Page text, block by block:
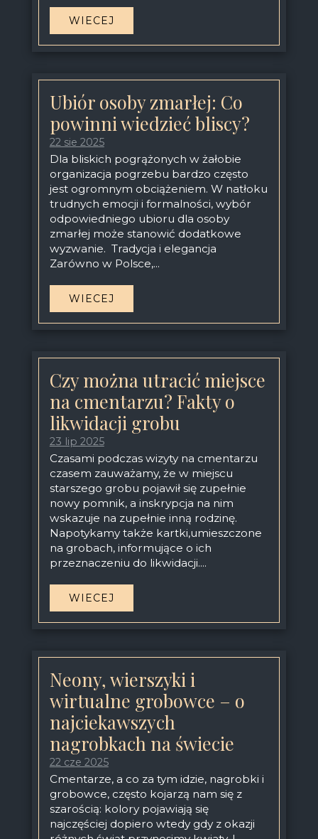
WIECEJ
Ubiór osoby zmarłej: Co
powinni wiedzieć bliscy?
22 sie 2025
Dla bliskich pogrążonych w żałobie
organizacja pogrzebu bardzo często
jest ogromnym obciążeniem. W natłoku
trudnych emocji i formalności, wybór
odpowiedniego ubioru dla osoby
zmarłej może stanowić dodatkowe
wyzwanie. Tradycja i elegancja
Zarówno w Polsce,...
WIECEJ
Czy można utracić miejsce
na cmentarzu? Fakty o
likwidacji grobu
23 lip 2025
Czasami podczas wizyty na cmentarzu
czasem zauważamy, że w miejscu
starszego grobu pojawił się zupełnie
nowy pomnik, a inskrypcja na nim
wskazuje na zupełnie inną rodzinę.
Napotykamy także kartki,umieszczone
na grobach, informujące o ich
przeznaczeniu do likwidacji....
WIECEJ
Neony, wierszyki i
wirtualne grobowce – o
najciekawszych
nagrobkach na świecie
22 cze 2025
Cmentarze, a co za tym idzie, nagrobki i
grobowce, często kojarzą nam się z
szarością: kolory pojawiają się
najczęściej dopiero wtedy gdy z okazji